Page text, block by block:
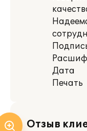
Дата
Печать
Отзыв